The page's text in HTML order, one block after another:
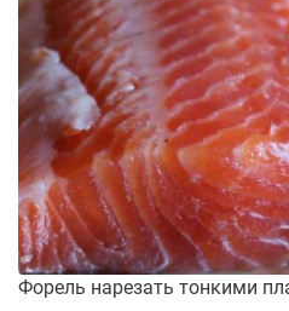
Форель нарезать тонкими